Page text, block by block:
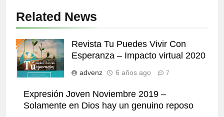
Related News
Revista Tu Puedes Vivir Con
Esperanza – Impacto virtual 2020
advenz 6 años ago 7
Expresión Joven Noviembre 2019 –
Solamente en Dios hay un genuino reposo